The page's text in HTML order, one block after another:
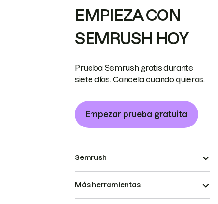
EMPIEZA CON
SEMRUSH HOY
Prueba Semrush gratis durante
siete días. Cancela cuando quieras.
Empezar prueba gratuita
Semrush
Más herramientas